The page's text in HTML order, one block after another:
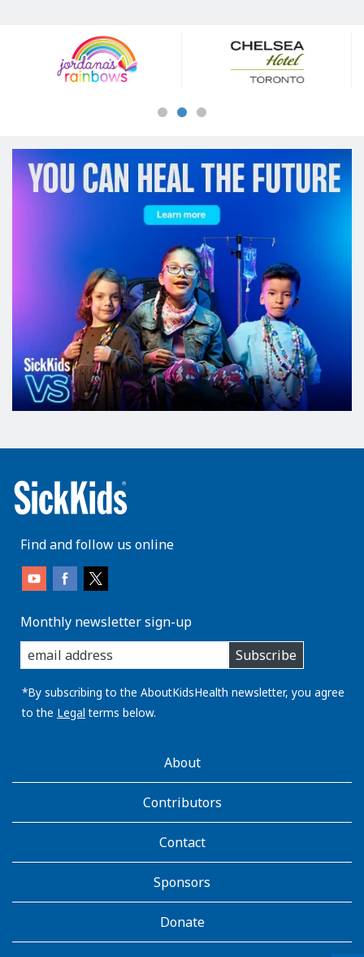
Sponsors
Find and follow us online
Monthly newsletter sign-up
enter
you
email
address:
Subscribe
*By subscribing to the AboutKidsHealth newsletter, you agree
to the Legal terms below.
AboutKidsHealthAbout
Contributors
Contact
Sponsors
Donate